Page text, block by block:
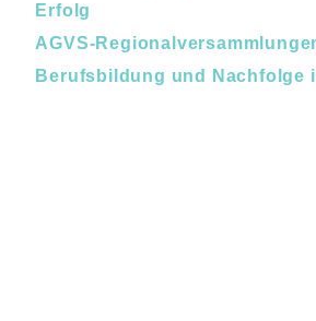
Erfolg
AGVS-
Berufsbildung und Nachfolge